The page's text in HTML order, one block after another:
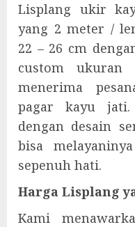
Lisplang ukir
yang 2 meter /
22 – 26 cm
custom
menerima
pagar kayu
dengan desain
bisa
sepenuh hati.
Harga Lisplang
Kami